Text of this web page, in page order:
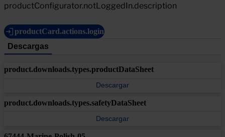
productConfigurator.notLoggedIn.description
productCard.actions.login
Descargas
product.downloads.types.productDataSheet
Descargar
product.downloads.types.safetyDataSheet
Descargar